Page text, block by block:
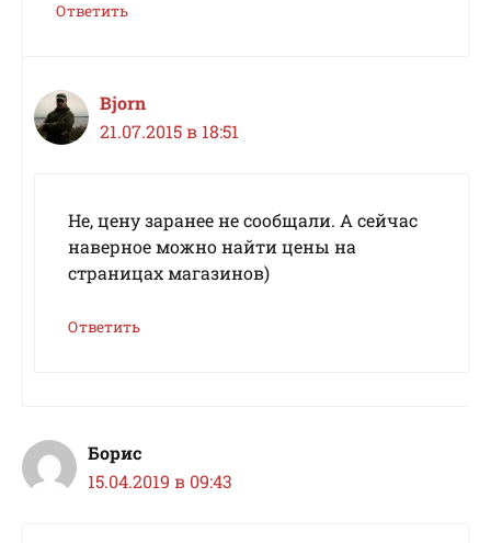
Ответить
Bjorn
21.07.2015 в 18:51
Не, цену заранее не сообщали. А сейчас
наверное можно найти цены на
страницах магазинов)
Ответить
Борис
15.04.2019 в 09:43